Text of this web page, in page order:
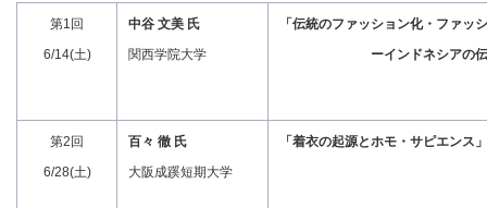
第1回
6/14(土)
中谷 文美 氏
関西学院大学
「伝統のファッション化・ファッ
ーインドネシアの伝統
第2回
6/28(土)
百々 徹 氏
大阪成蹊短期大学
「着衣の起源とホモ・サピエンス」